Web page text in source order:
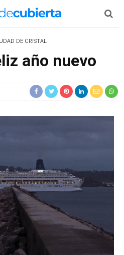
DE CRISTAL
año nuevo